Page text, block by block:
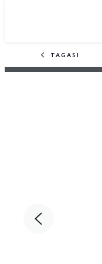
TAGASI